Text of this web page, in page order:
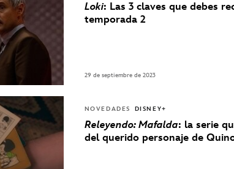
Loki: Las 3 claves que debes
temporada 2
29 de septiembre de 2023
NOVEDADES DISNEY+
Releyendo: Mafalda: la serie
del querido personaje de